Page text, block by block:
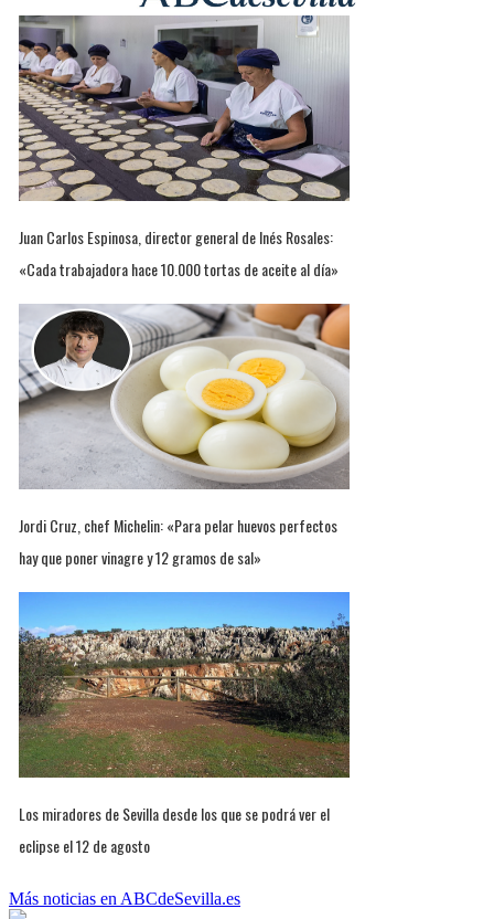
Juan Carlos Espinosa, director general de Inés Rosales:
«Cada trabajadora hace 10.000 tortas de aceite al día»
Jordi Cruz, chef Michelin: «Para pelar huevos perfectos
hay que poner vinagre y 12 gramos de sal»
Los miradores de Sevilla desde los que se podrá ver el
eclipse el 12 de agosto
Más noticias en ABCdeSevilla.es